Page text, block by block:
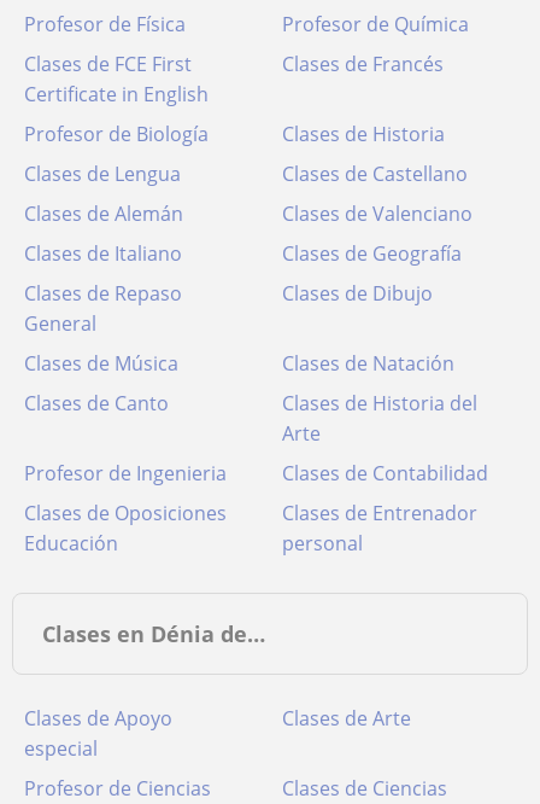
Profesor de Física
Profesor de Química
Clases de FCE First
Certificate in English
Clases de Francés
Profesor de Biología
Clases de Historia
Clases de Lengua
Clases de Castellano
Clases de Alemán
Clases de Valenciano
Clases de Italiano
Clases de Geografía
Clases de Repaso
General
Clases de Dibujo
Clases de Música
Clases de Natación
Clases de Canto
Clases de Historia del
Arte
Profesor de Ingenieria
Clases de Contabilidad
Clases de Oposiciones
Educación
Clases de Entrenador
personal
Clases en Dénia de…
Clases de Apoyo
especial
Clases de Arte
Profesor de Ciencias
Clases de Ciencias